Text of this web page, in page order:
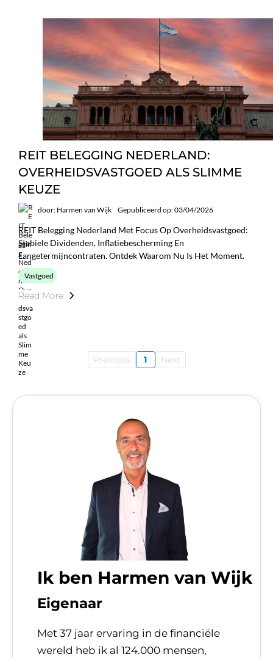
REIT BELEGGING NEDERLAND:
OVERHEIDSVASTGOED ALS SLIMME
KEUZE
door: Harmen van Wijk Gepubliceerd op: 03/04/2026
REIT Belegging Nederland Met Focus Op Overheidsvastgoed:
Stabiele Dividenden, Inflatiebescherming En
Langetermijncontraten. Ontdek Waarom Nu Is Het Moment.
Vastgoed
Read More
Previous 1 Next
Ik ben Harmen van Wijk
Eigenaar
Met 37 jaar ervaring in de financiële
wereld heb ik al 124.000 mensen,